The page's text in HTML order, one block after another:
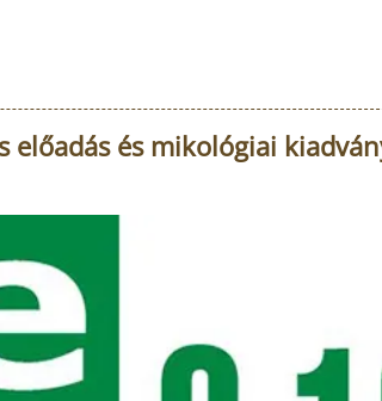
előadás és mikológiai